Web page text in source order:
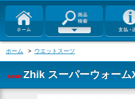
ホーム > ウエットスーツ
Zhik スーパーウォーム